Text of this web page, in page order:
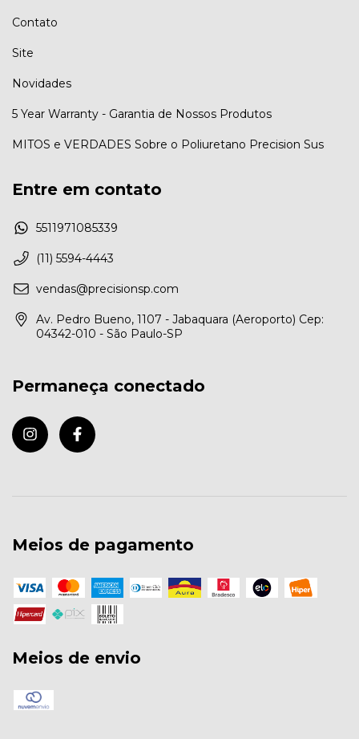
Contato
Site
Novidades
5 Year Warranty - Garantia de Nossos Produtos
MITOS e VERDADES Sobre o Poliuretano Precision Sus
Entre em contato
5511971085339
(11) 5594-4443
vendas@precisionsp.com
Av. Pedro Bueno, 1107 - Jabaquara (Aeroporto) Cep:
04342-010 - São Paulo-SP
Permaneça conectado
Meios de pagamento
Meios de envio